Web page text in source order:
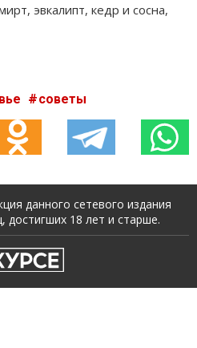
эвкалипт, кедр и сосна,
советы
данного сетевого издания
достигших 18 лет и старше.